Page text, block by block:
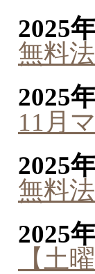
2025
無料
2025
11月
2025
無料
2025
【土